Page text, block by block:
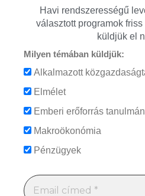
Havi rendszerességű
választott programok
küldjük el
Milyen témában küldjük:
Alkalmazott
Elmélet
Emberi erőforrás
Makroökonómia
Pénzügyek